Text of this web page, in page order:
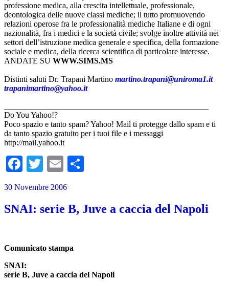
professione medica, alla crescita intellettuale, professionale,
deontologica delle nuove classi mediche; il tutto promuovendo
relazioni operose fra le professionalità mediche Italiane e di ogni
nazionalità, fra i medici e la società civile; svolge inoltre attività nei
settori dell’istruzione medica generale e specifica, della formazione
sociale e medica, della ricerca scientifica di particolare interesse.
ANDATE SU WWW.SIMS.MS
Distinti saluti Dr. Trapani Martino martino.trapani@uniroma1.it
trapanimartino@yahoo.it
Do You Yahoo!?
Poco spazio e tanto spam? Yahoo! Mail ti protegge dallo spam e ti
da tanto spazio gratuito per i tuoi file e i messaggi
http://mail.yahoo.it
Facebook
TwitterEmail
30 Novembre 2006
SNAI: serie B, Juve a caccia del Napoli
Comunicato stampa
SNAI:
serie B, Juve a caccia del Napoli